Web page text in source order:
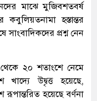
মাঝে মুজিবশতবর্ষ
হস্তান্তর
সাংবাদিকদের প্রশ্ন নেন
২০ শতাংশে নেমে
উদ্বৃত্ত হয়েছে,
হয়েছে বর্ণনা